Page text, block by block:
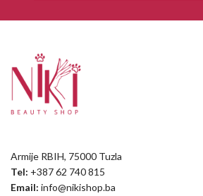
Armije RBIH, 75000 Tuzla
Tel: +387 62 740 815
Email: info@nikishop.ba